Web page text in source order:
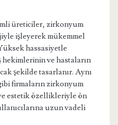
üreticiler, zirkonyum
işleyerek mükemmel
hassasiyetle
ve hastaların
şekilde tasarlanır. Aynı
firmaların zirkonyum
estetik özellikleriyle ön
uzun vadeli